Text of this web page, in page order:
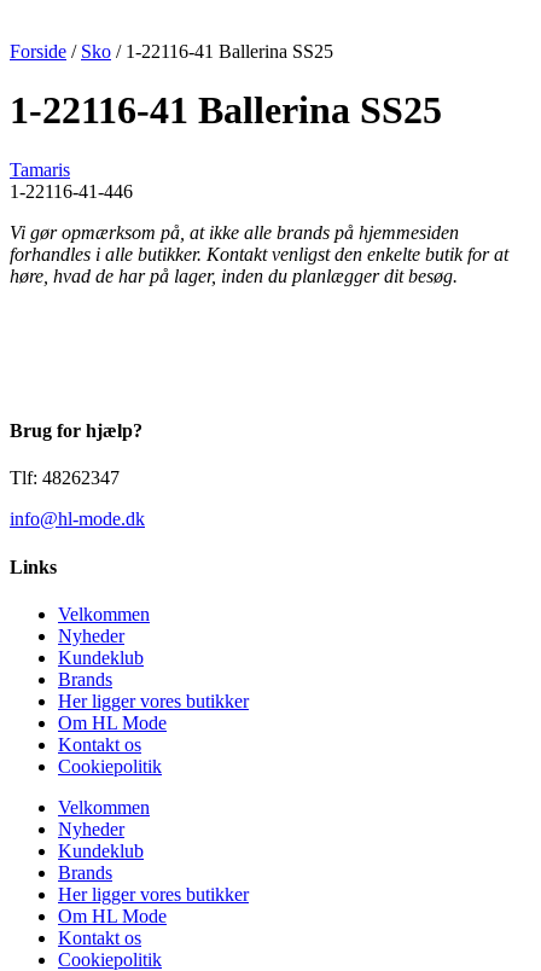
Forside / Sko / 1-22116-41 Ballerina SS25
1-22116-41 Ballerina SS25
Tamaris
1-22116-41-446
Vi gør opmærksom på, at ikke alle brands på hjemmesiden
forhandles i alle butikker. Kontakt venligst den enkelte butik for at
høre, hvad de har på lager, inden du planlægger dit besøg.
Brug for hjælp?
Tlf: 48262347
info@hl-mode.dk
Links
Velkommen
Nyheder
Kundeklub
Brands
Her ligger vores butikker
Om HL Mode
Kontakt os
Cookiepolitik
Velkommen
Nyheder
Kundeklub
Brands
Her ligger vores butikker
Om HL Mode
Kontakt os
Cookiepolitik